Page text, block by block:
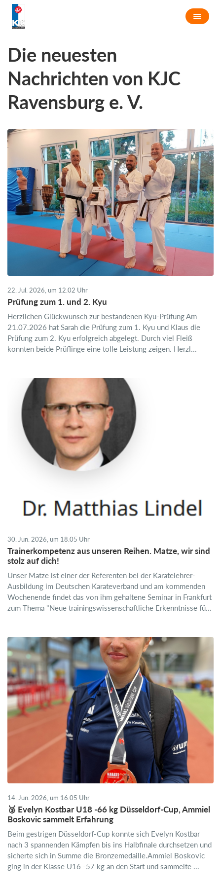
Die neuesten
Nachrichten von KJC
Ravensburg e. V.
22. Jul. 2026, um 12.02 Uhr
Prüfung zum 1. und 2. Kyu
Herzlichen Glückwunsch zur bestandenen Kyu-Prüfung Am
21.07.2026 hat Sarah die Prüfung zum 1. Kyu und Klaus die
Prüfung zum 2. Kyu erfolgreich abgelegt. Durch viel Fleiß
konnten beide Prüflinge eine tolle Leistung zeigen. Herzl...
30. Jun. 2026, um 18.05 Uhr
Trainerkompetenz aus unseren Reihen. Matze, wir sind
stolz auf dich!
Unser Matze ist einer der Referenten bei der Karatelehrer-
Ausbildung im Deutschen Karateverband und am kommenden
Wochenende findet das von ihm gehaltene Seminar in Frankfurt
zum Thema "Neue trainingswissenschaftliche Erkenntnisse fü...
14. Jun. 2026, um 16.05 Uhr
🥉 Evelyn Kostbar U18 -66 kg Düsseldorf-Cup, Ammiel
Boskovic sammelt Erfahrung
Beim gestrigen Düsseldorf-Cup konnte sich Evelyn Kostbar
nach 3 spannenden Kämpfen bis ins Halbfinale durchsetzen und
sicherte sich in Summe die Bronzemedaille.Ammiel Boskovic
ging in der Klasse U16 -57 kg an den Start und sammelte ...